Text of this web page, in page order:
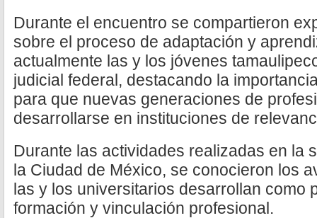
Durante el encuentro se compartieron
sobre el proceso de adaptación y
actualmente las y los jóvenes
judicial federal, destacando la
para que nuevas generaciones de
desarrollarse en instituciones de
Durante las actividades realizadas en la
la Ciudad de México, se conocieron los
las y los universitarios desarrollan como
formación y vinculación profesional.